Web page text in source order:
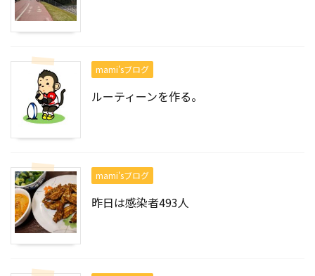
mami'sブログ
ルーティーンを作る。
mami'sブログ
昨日は感染者493人